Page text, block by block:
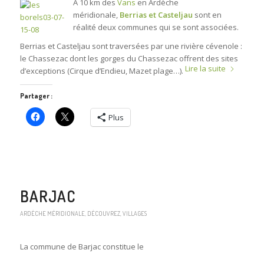
A 10 km des Vans en Ardèche
méridionale, Berrias et Casteljau sont en
réalité deux communes qui se sont associées.
Berrias et Casteljau sont traversées par une rivière cévenole :
le Chassezac dont les gorges du Chassezac offrent des sites
d’exceptions (Cirque d’Endieu, Mazet plage…). Lire la suite
Partager :
Plus
BARJAC
ARDÈCHE MÉRIDIONALE, DÉCOUVREZ, VILLAGES
La commune de Barjac constitue le